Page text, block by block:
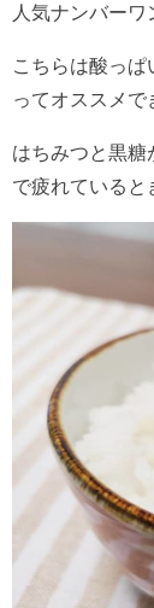
人気ナンバーワ
こちらは酸っ
ってオススメで
はちみつと黒糖
で疲れていると